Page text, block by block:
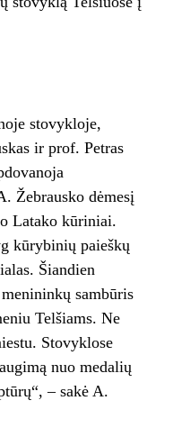
stovykloje,
ir prof. Petras
Žebrausko dėmesį
Latako kūriniai.
kūrybinių paieškų
Šiandien
sambūris
Telšiams. Ne
Stovyklose
nuo medalių
– sakė A.